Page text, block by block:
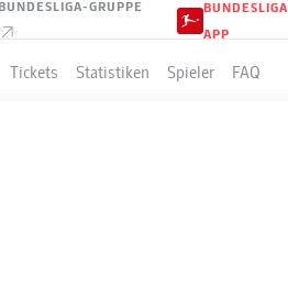
GRUPPE
BUNDESLIGA
APP
Tickets Statistiken Spieler FAQ